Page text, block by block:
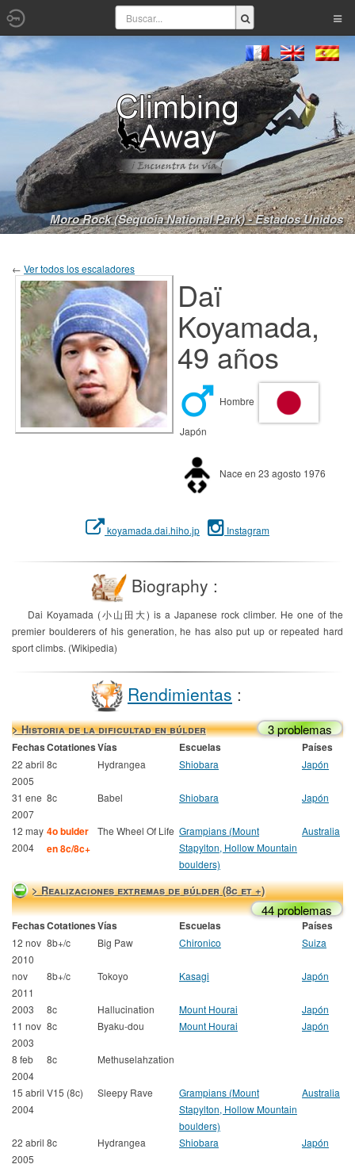
Moro Rock (Sequoia National Park) - Estados Unidos
← Ver todos los escaladores
Daï
Koyamada,
49 años
Hombre
Japón
Nace en 23 agosto 1976
koyamada.dai.hiho.jp Instagram
Biography :
Dai Koyamada (小山田大) is a Japanese rock climber. He one of the
premier boulderers of his generation, he has also put up or repeated hard
sport climbs. (Wikipedia)
Rendimientas :
> Historia de la dificultad en búlder 3 problemas
FechasCotationesVías Escuelas Países
22 abril
2005
8c Hydrangea Shiobara Japón
31 ene
2007
8c Babel Shiobara Japón
12 may
2004
4o bulder
en 8c/8c+
The Wheel Of Life Grampians (Mount
Stapylton, Hollow Mountain
boulders)
Australia
> Realizaciones extremas de búlder (8c et +)
44 problemas
FechasCotationesVías Escuelas Países
12 nov
2010
8b+/c Big Paw Chironico Suiza
nov
2011
8b+/c Tokoyo Kasagi Japón
2003 8c Hallucination Mount Hourai
Japón
11 nov
2003
8c Byaku-dou Mount Hourai Japón
8 feb
2004
8c Methuselahzation
15 abril
2004
V15 (8c) Sleepy Rave
Grampians (Mount
Stapylton, Hollow Mountain
boulders)
Australia
22 abril
2005
8c Hydrangea Shiobara Japón